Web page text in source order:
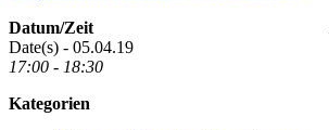
Datum/Zeit
Date(s) - 05.04.19
17:00 - 18:30
Kategorien